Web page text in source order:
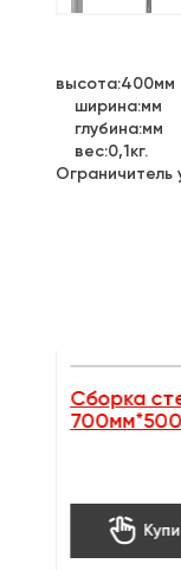
высота:400мм
ширина:мм
глубина:мм
вес:0,1кг.
Ограничитель
Сборка
